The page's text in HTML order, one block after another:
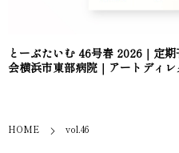
とーぶたいむ 46号春 2026｜定
会横浜市東部病院｜アートディレ
HOME vol.46